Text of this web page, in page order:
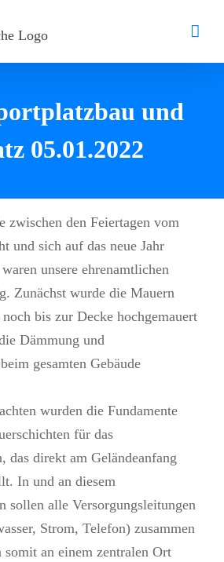
und
05.01.2022
zwischen den Feiertagen vom
und sich auf das neue Jahr
unsere ehrenamtlichen
Zunächst wurde die Mauern
bis zur Decke hochgemauert
Dämmung und
gesamten Gebäude
wurden die Fundamente
für das
das direkt am Geländeanfang
In und an diesem
sollen alle Versorgungsleitungen
Strom, Telefon) zusammen
somit an einem zentralen Ort